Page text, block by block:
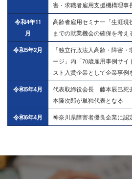
害・求職者雇用支援機構理
令和4年11
月
高齢者雇用セミナー「生涯現
までの就業機会の確保を考
令和5年2月
「独立行政法人高齢・障害
ージ」内「70歳雇用事例サ
スト入賞企業として企業事例
令和5年4月
代表取締役会長 藤本辰巳
本隆次郎が単独代表となる
令和6年4月 神奈川県障害者優良企業に認